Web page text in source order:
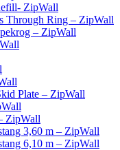
ZipWall
Through Ring – ZipWall
– ZipWall
Plate – ZipWall
ZipWall
3,60 m – ZipWall
6,10 m – ZipWall